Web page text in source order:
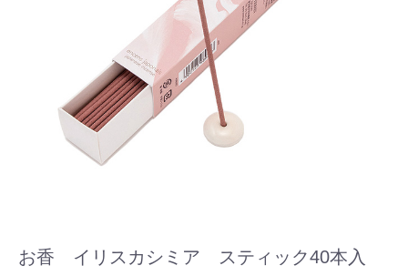
お香 イリスカシミア スティック40本入